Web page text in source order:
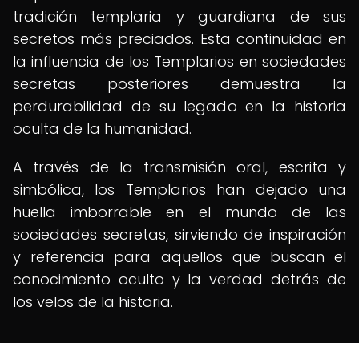
tradición templaria y guardiana de sus
secretos más preciados. Esta continuidad en
la influencia de los Templarios en sociedades
secretas posteriores demuestra la
perdurabilidad de su legado en la historia
oculta de la humanidad.
A través de la transmisión oral, escrita y
simbólica, los Templarios han dejado una
huella imborrable en el mundo de las
sociedades secretas, sirviendo de inspiración
y referencia para aquellos que buscan el
conocimiento oculto y la verdad detrás de
los velos de la historia.